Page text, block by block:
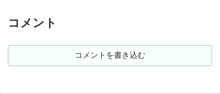
コメント
コメントを書き込む